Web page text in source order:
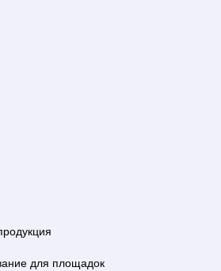
для площадок